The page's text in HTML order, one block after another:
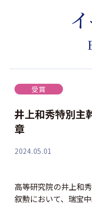
受賞
井上和秀特別主
章
2024.05.01
高等研究院の井上和
叙勲において、瑞宝